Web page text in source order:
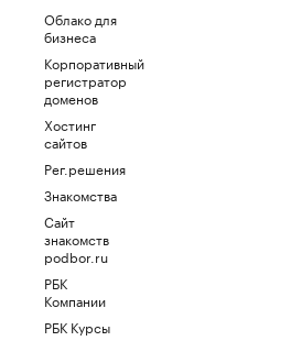
Облако для
бизнеса
Корпоративный
регистратор
доменов
Хостинг
сайтов
Рег.решения
Знакомства
Сайт
знакомств
podbor.ru
РБК
Компании
РБК Курсы